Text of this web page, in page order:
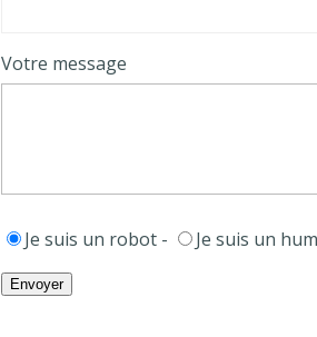
Votre message
Je suis un robot - Je suis un